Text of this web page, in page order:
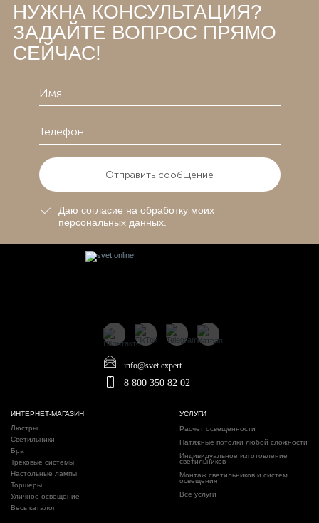
НУЖНА КОНСУЛЬТАЦИЯ?
ЗАДАЙТЕ ВОПРОС ПРЯМО
СЕЙЧАС!
Отправить сообщение
Даю согласие на обработку моих
персональных данных.
info@svet.expert
8 800 350 82 02
ИНТЕРНЕТ-МАГАЗИН
Люстры
Светильники
Бра
Трековые системы
Настольные лампы
Торшеры
Уличное освещение
Весь каталог
УСЛУГИ
Расчет освещенности
Натяжные потолки любой сложности
Индивидуальное изготовление
светильников
Монтаж светильников и систем
освещения
Все услуги